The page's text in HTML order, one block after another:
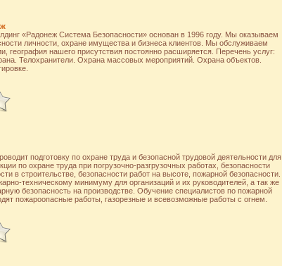
«Радонеж Система Безопасности» основан в 1996 году. Мы оказываем
личности, охране имущества и бизнеса клиентов. Мы обслуживаем
география нашего присутствия постоянно расширяется. Перечень услуг:
Телохранители. Охрана массовых мероприятий. Охрана объектов.
подготовку по охране труда и безопасной трудовой деятельности для
по охране труда при погрузочно-разгрузочных работах, безопасности
в строительстве, безопасности работ на высоте, пожарной безопасности.
техническому минимуму для организаций и их руководителей, а так же
безопасность на производстве. Обучение специалистов по пожарной
пожароопасные работы, газорезные и всевозможные работы с огнем.